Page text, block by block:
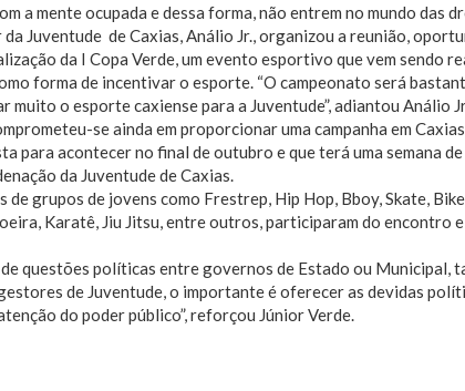
a mente ocupada e dessa forma, não entrem no mundo das
Juventude de Caxias, Análio Jr., organizou a reunião,
da I Copa Verde, um evento esportivo que vem sendo
forma de incentivar o esporte. “O campeonato será
muito o esporte caxiense para a Juventude”, adiantou Análio
se ainda em proporcionar uma campanha em
para acontecer no final de outubro e que terá uma semana
da Juventude de Caxias.
de grupos de jovens como Frestrep, Hip Hop, Bboy, Skate,
Karatê, Jiu Jitsu, entre outros, participaram do encontro
de questões políticas entre governos de Estado ou Municipal,
de Juventude, o importante é oferecer as devidas
do poder público”, reforçou Júnior Verde.